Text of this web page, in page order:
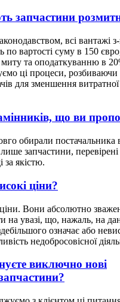
запчастини
всі вантажі
вартості суму в 150
миту та оподаткуванню в
ці процеси, розбиваючи
для зменшення
що ви
обирали постачальника
запчастини, перевірені
за якістю.
ціни?
Вони абсолютно
на увазі, що, нажаль, на
означає або
недобросовісної
виключно нові